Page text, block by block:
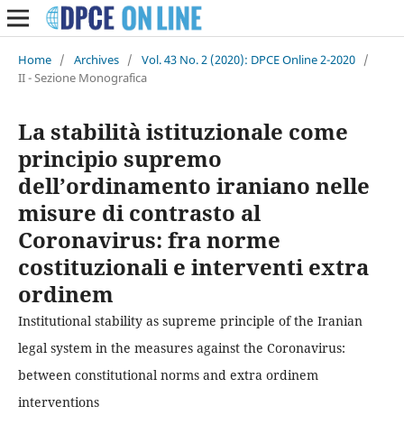
Home / Archives / Vol. 43 No. 2 (2020): DPCE Online 2-2020 /
II - Sezione Monografica
La stabilità istituzionale come
principio supremo
dell’ordinamento iraniano nelle
misure di contrasto al
Coronavirus: fra norme
costituzionali e interventi extra
ordinem
Institutional stability as supreme principle of the Iranian
legal system in the measures against the Coronavirus:
between constitutional norms and extra ordinem
interventions